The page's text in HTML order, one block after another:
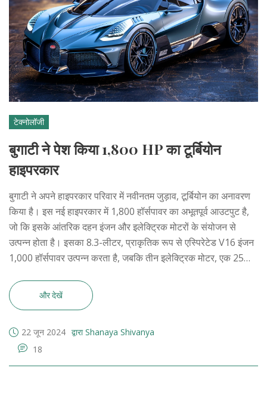
टेक्नोलॉजी
बुगाटी ने पेश किया 1,800 HP का टूर्बियोन
हाइपरकार
बुगाटी ने अपने हाइपरकार परिवार में नवीनतम जुड़ाव, टूर्बियोन का अनावरण
किया है। इस नई हाइपरकार में 1,800 हॉर्सपावर का अभूतपूर्व आउटपुट है,
जो कि इसके आंतरिक दहन इंजन और इलेक्ट्रिक मोटरों के संयोजन से
उत्पन्न होता है। इसका 8.3-लीटर, प्राकृतिक रूप से एस्पिरेटेड V16 इंजन
1,000 हॉर्सपावर उत्पन्न करता है, जबकि तीन इलेक्ट्रिक मोटर, एक 25
250 यूनिट्स में बनाया जाएगा।
और देखें
22 जून 2024 द्वारा Shanaya Shivanya
18